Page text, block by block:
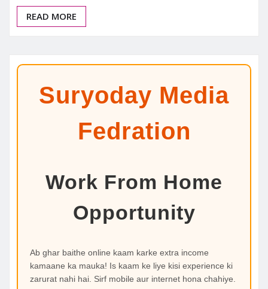
READ MORE
Suryoday Media
Fedration
Work From Home
Opportunity
Ab ghar baithe online kaam karke extra income
kamaane ka mauka! Is kaam ke liye kisi experience ki
zarurat nahi hai. Sirf mobile aur internet hona chahiye.